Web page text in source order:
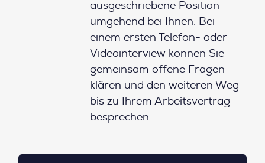
ausgeschriebene Position
umgehend bei Ihnen. Bei
einem ersten Telefon- oder
Videointerview können Sie
gemeinsam offene Fragen
klären und den weiteren Weg
bis zu Ihrem Arbeitsvertrag
besprechen.